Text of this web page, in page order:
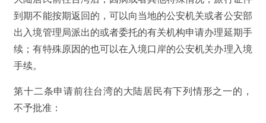
到期不能按期返回的，可以向当地的公安机关或者公安部
出入境管理局派出的或者委托的有关机构申请办理延期手
续；有特殊原因的也可以在入境口岸的公安机关办理入境
手续。
第十二条申请前往台湾的大陆居民有下列情形之一的，
不予批准：